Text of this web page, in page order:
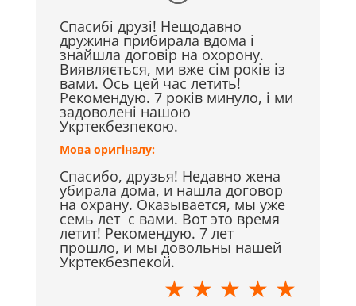
Спасибі друзі! Нещодавно
дружина прибирала вдома і
знайшла договір на охорону.
Виявляється, ми вже сім років із
вами. Ось цей час летить!
Рекомендую. 7 років минуло, і ми
задоволені нашою
Укртекбезпекою.
Мова оригіналу:
Спасибо, друзья! Недавно жена
убирала дома, и нашла договор
на охрану. Оказывается, мы уже
семь лет с вами. Вот это время
летит! Рекомендую. 7 лет
прошло, и мы довольны нашей
Укртекбезпекой.
★ ★ ★ ★ ★